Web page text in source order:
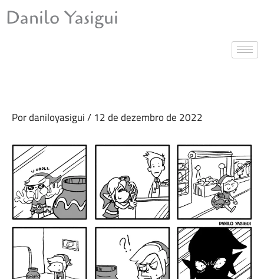
para
Danilo Yasigui
Pordaniloyasigui/12 de dezembro de 2022